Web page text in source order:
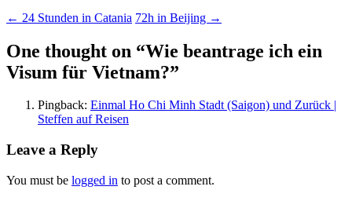
Post
navigation
← 24 Stunden in Catania 72h in Beijing →
One thought on “Wie beantrage ich ein
Visum für Vietnam?”
Pingback: Einmal Ho Chi Minh Stadt (Saigon) und Zurück |
Steffen auf Reisen
Leave a Reply
You must be logged in to post a comment.